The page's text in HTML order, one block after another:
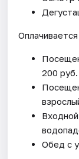
200
Обед с